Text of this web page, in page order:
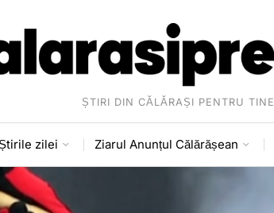
ȘTIRI DIN CĂLĂRAȘI PENTRU TINE
zilei Ziarul Anunțul Călărășean